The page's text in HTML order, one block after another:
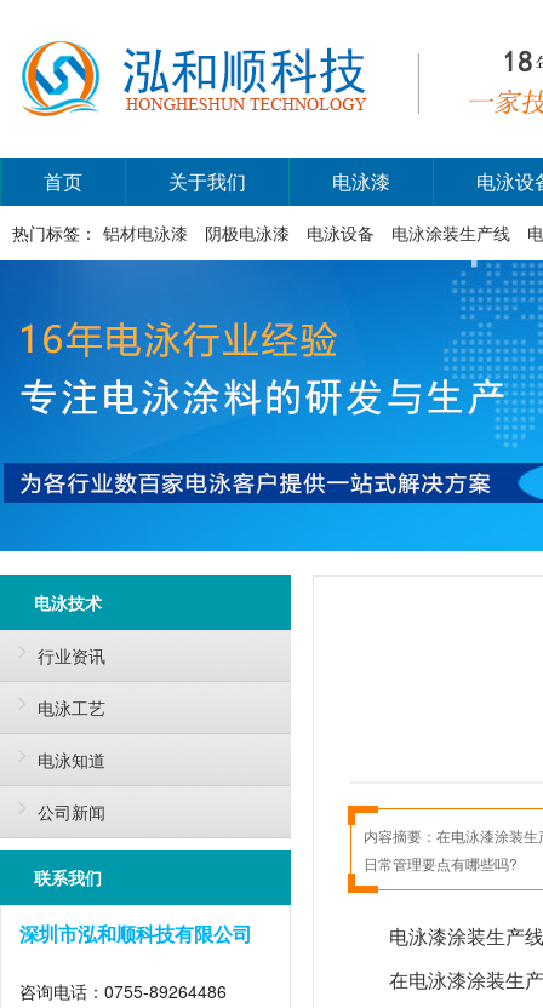
首页 关于我们 电泳漆 电泳设
热门标签： 铝材电泳漆 阴极电泳漆 电泳设备 电泳涂装生产线
电泳技术
行业资讯
电泳工艺
电泳知道
公司新闻
联系我们
深圳市泓和顺科技有限公司
咨询电话：0755-89264486
内容摘要： 在电泳漆涂装
日常管理要点有哪些吗?
电泳漆涂装生产
在电泳漆涂装生